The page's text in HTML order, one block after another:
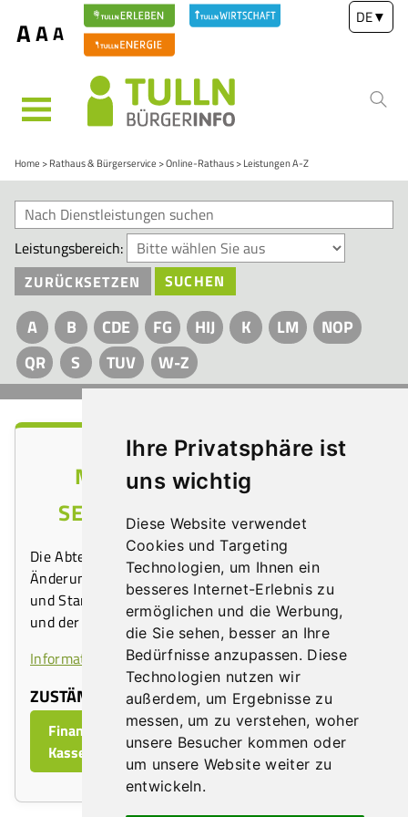
Ihre Privatsphäre ist
uns wichtig
Diese Website verwendet
Cookies und Targeting
Technologien, um Ihnen ein
besseres Internet-Erlebnis zu
ermöglichen und die Werbung,
die Sie sehen, besser an Ihre
Bedürfnisse anzupassen. Diese
Technologien nutzen wir
außerdem, um Ergebnisse zu
messen, um zu verstehen, woher
unsere Besucher kommen oder
um unsere Website weiter zu
entwickeln.
AAA
DE▼
MENÜ
Home Rathaus & Bürgerservice Online-Rathaus Leistungen A-Z
Leistungsbereich:
ZURÜCKSETZEN
SUCHEN
A B CDE FG HIJ K LM
NOP
QR
S TUV W-Z
MÜLLGEBÜHREN UND NÖ
SEUCHENVORSORGEABGABE
Die Abteilung 3.1 ist Anlaufstelle für Anmeldungen,
Änderungen und Löschungen, Quartalsvorschreibung
und Stammdatenverwaltung bezüglich Müllgebühren
und der NÖ Seuchenvorsorgeabgabe.
Informationen auf noe.gv.at
ZUSTÄNDIGE ABTEILUNG:
Finanzen, Rechnungswesen und
Kassenverwaltung